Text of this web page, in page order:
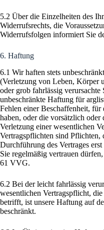
5.2 Über die Einzelheiten des
Widerrufsrechts, die
Widerrufsfolgen informiert Sie
6. Haftung
6.1 Wir haften stets
(Verletzung von Leben, Körper
oder grob fahrlässig
unbeschränkte Haftung für
Fehlen einer Beschaffenheit,
haben, oder die vorsätzlich oder
Verletzung einer wesentlichen
Vertragspflichten sind Pflichten,
Durchführung des Vertrages
Sie regelmäßig vertrauen
61 VVG.
6.2 Bei der leicht fahrlässig
wesentlichen Vertragspflicht,
betrifft, ist unsere Haftung auf
beschränkt.